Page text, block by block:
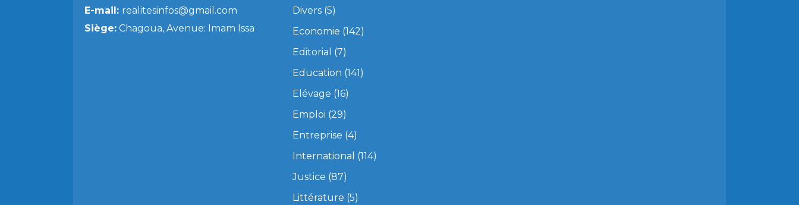
E-mail: realitesinfos@gmail.com
Siège: Chagoua, Avenue: Imam Issa
Divers(5)
Economie (142)
Editorial (7)
Education (141)
Elévage (16)
Emploi (29)
Entreprise (4)
International (114)
Justice (87)
Littérature (5)